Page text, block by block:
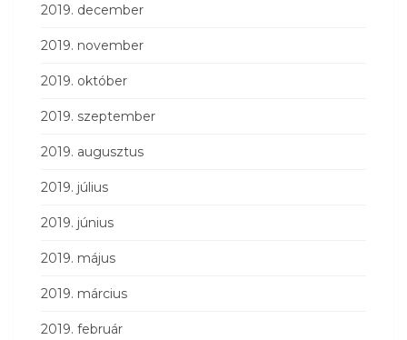
2019. december
2019. november
2019. október
2019. szeptember
2019. augusztus
2019. július
2019. június
2019. május
2019. március
2019. február